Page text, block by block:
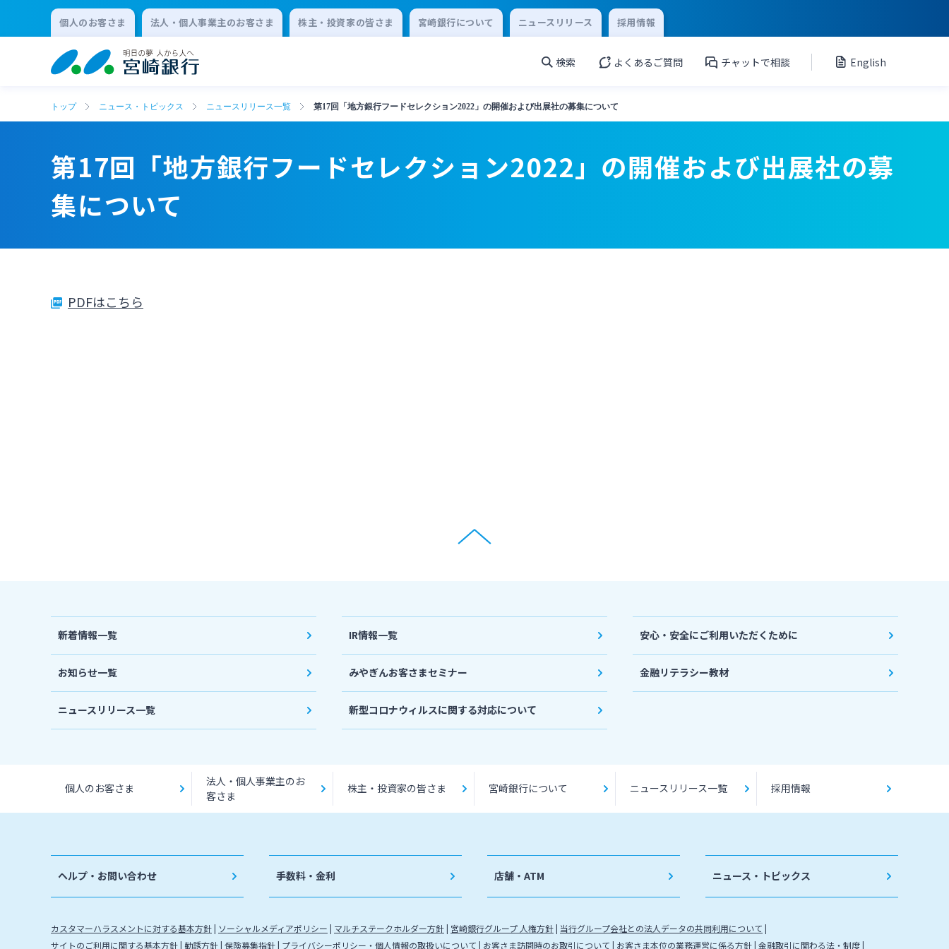
個人のお客さま 法人・個人事業主のお客さま 株主・投資家の皆さま 宮崎銀行について ニュースリリース 採用情報
検索 よくあるご質問 チャットで相談 English
トップ ニュース・トピックス ニュースリリース一覧 第17回「地方銀行フードセレクション2022」の開催および出展社の募集について
第17回「地方銀行フードセレクション2022」の開催および出展社の募
集について
PDFはこちら
新着情報一覧
お知らせ一覧
ニュースリリース一覧
IR情報一覧
みやぎんお客さまセミナー
新型コロナウィルスに関する対応について
安心・安全にご利用いただくために
金融リテラシー教材
個人のお客さま
法人・個人事業主のお
客さま
株主・投資家の皆さま 宮崎銀行について ニュースリリース一覧 採用情報
ヘルプ・お問い合わせ 手数料・金利 店舗・ATM ニュース・トピックス
カスタマーハラスメントに対する基本方針 ソーシャルメディアポリシー マルチステークホルダー方針 宮崎銀行グループ 人権方針 当行グループ会社との法人データの共同利用について
サイトのご利用に関する基本方針 勧誘方針 保険募集指針 プライバシーポリシー・個人情報の取扱いについて お客さま訪問時のお取引について お客さま本位の業務運営に係る方針 金融取引に関わる法・制度